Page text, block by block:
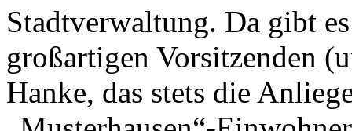
Stadtverwaltung. Da gibt
großartigen Vorsitzenden
Hanke, das stets die